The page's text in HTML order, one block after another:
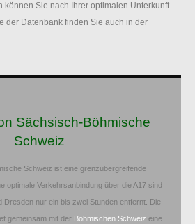
können Sie nach Ihrer optimalen Unterkunft
der Datenbank finden Sie auch in der
Sächsisch-Böhmische
Schweiz
Schweiz ist eine grenzübergreifende
optimale Verkehrsanbindung über die A17 sind
Dresden nur ein bis zwei Stunden entfernt. Die
gemeinsam mit der Böhmischen Schweiz eine